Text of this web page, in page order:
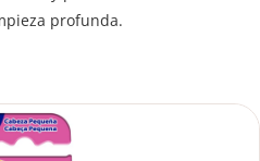
profunda.